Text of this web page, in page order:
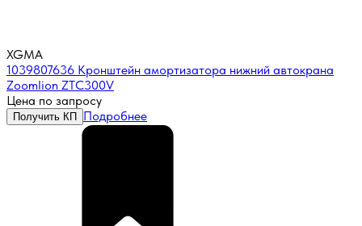
XGMA
1039807636 Кронштейн амортизатора нижний автокрана
Zoomlion ZTC300V
Цена по запросу
Получить КП Подробнее